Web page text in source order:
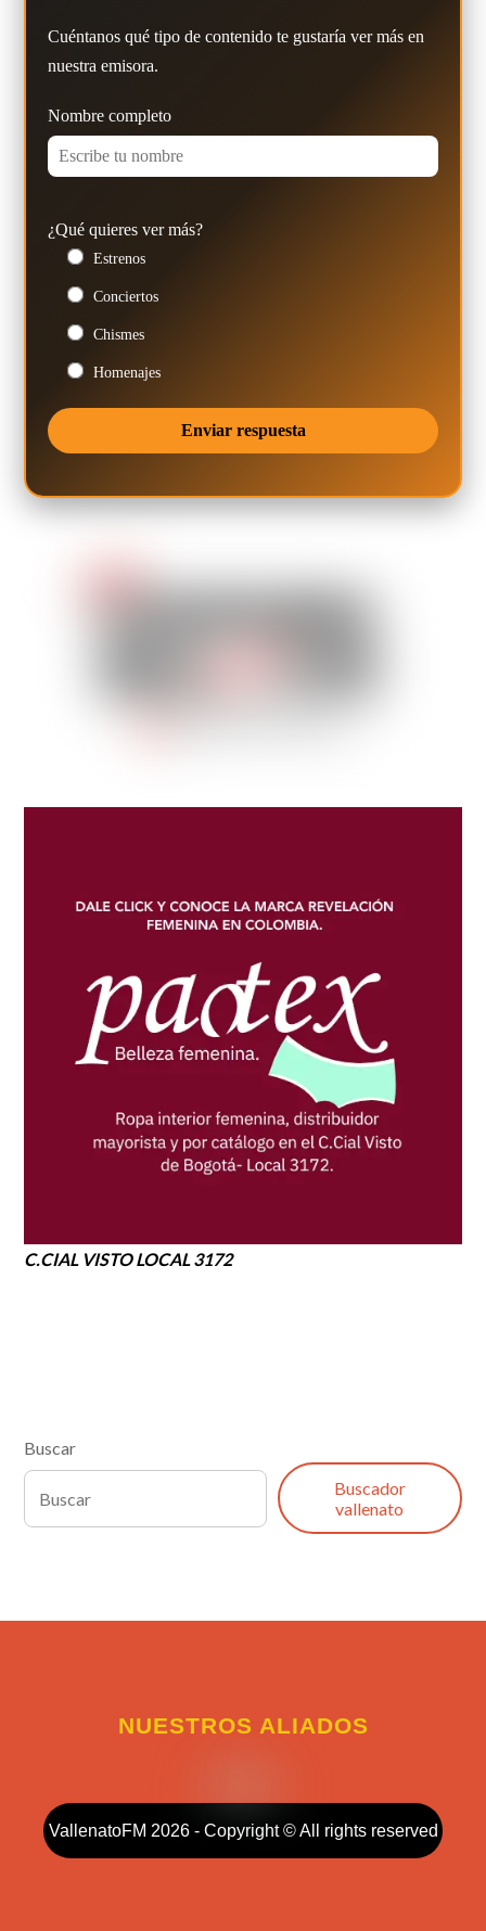
Cuéntanos qué tipo de contenido te gustaría ver más en
nuestra emisora.
Nombre completo
¿Qué quieres ver más?
Estrenos
Conciertos
Chismes
Homenajes
C.CIAL VISTO LOCAL 3172
Buscar
Buscador
vallenato
NUESTROS ALIADOS
VallenatoFM 2026 - Copyright © All rights reserved